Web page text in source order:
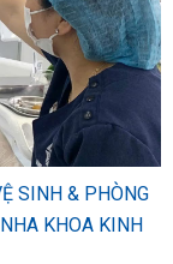
SINH & PHÒNG
KHOA KINH